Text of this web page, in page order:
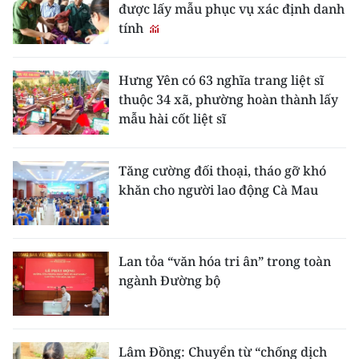
được lấy mẫu phục vụ xác định danh
tính
Hưng Yên có 63 nghĩa trang liệt sĩ
thuộc 34 xã, phường hoàn thành lấy
mẫu hài cốt liệt sĩ
Tăng cường đối thoại, tháo gỡ khó
khăn cho người lao động Cà Mau
Lan tỏa “văn hóa tri ân” trong toàn
ngành Đường bộ
Lâm Đồng: Chuyển từ “chống dịch